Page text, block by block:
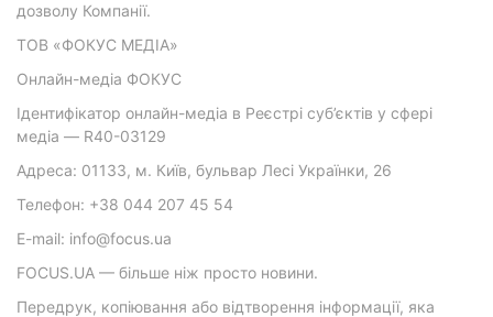
дозволу Компанії.
ТОВ «ФОКУС МЕДІА»
Онлайн-медіа ФОКУС
Ідентифікатор онлайн-медіа в Реєстрі суб’єктів у сфері
медіа — R40-03129
Адреса: 01133, м. Київ, бульвар Лесі Українки, 26
Телефон: +38 044 207 45 54
E-mail: info@focus.ua
FOCUS.UA — більше ніж просто новини.
Передрук, копіювання або відтворення інформації, яка